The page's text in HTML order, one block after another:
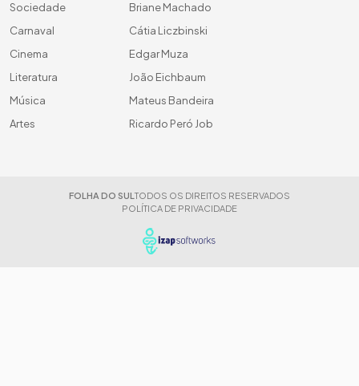
Sociedade
Carnaval
Cinema
Literatura
Música
Artes
Briane Machado
Cátia Liczbinski
Edgar Muza
João Eichbaum
Mateus Bandeira
Ricardo Peró Job
FOLHA DO SUL TODOS OS DIREITOS RESERVADOS
POLÍTICA DE PRIVACIDADE